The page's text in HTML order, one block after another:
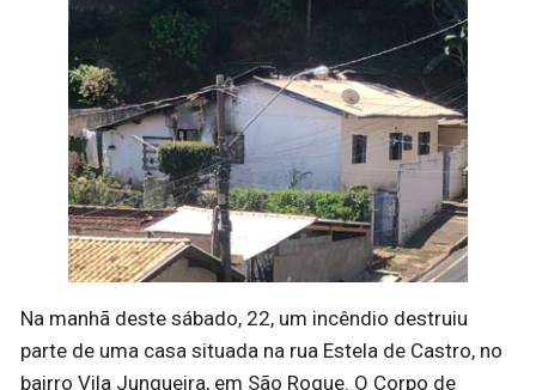
Na manhã deste sábado, 22, um incêndio destruiu
parte de uma casa situada na rua Estela de Castro, no
bairro Vila Junqueira, em São Roque. O Corpo de